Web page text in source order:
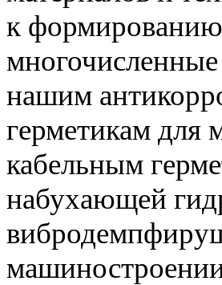
к формированию
нашим
герметикам для
кабельным
набухающей